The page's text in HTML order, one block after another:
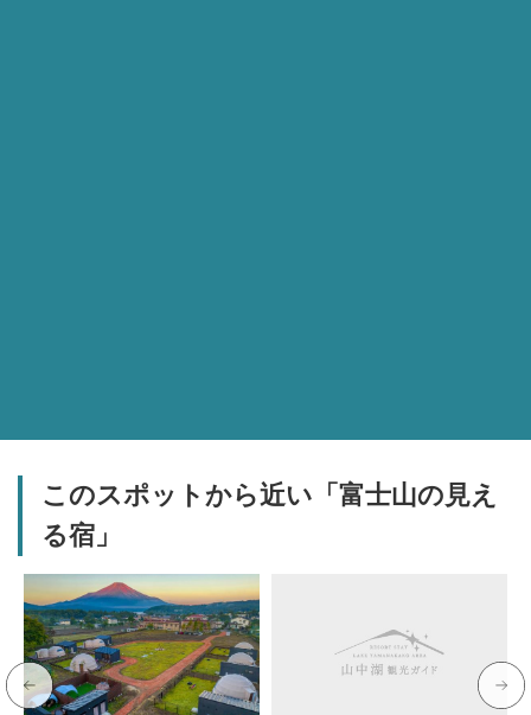
このスポットから近い「富士山の見え
る宿」